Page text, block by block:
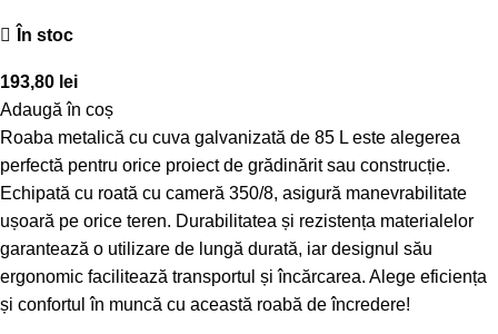
În stoc
193,80 lei
Adaugă în coș
Roaba metalică cu cuva galvanizată de 85 L este alegerea
perfectă pentru orice proiect de grădinărit sau construcție.
Echipată cu roată cu cameră 350/8, asigură manevrabilitate
ușoară pe orice teren. Durabilitatea și rezistența materialelor
garantează o utilizare de lungă durată, iar designul său
ergonomic facilitează transportul și încărcarea. Alege eficiența
și confortul în muncă cu această roabă de încredere!